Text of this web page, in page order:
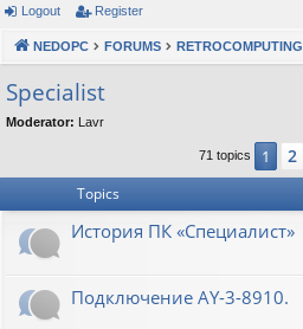
or
u
m
s
Logout Register
NEDOPC FORUMS RETROCOMPUTING
Specialist
Moderator: Lavr
71 topics 1 2
Topics
История ПК «Специалист»
Подключение AY-3-8910.